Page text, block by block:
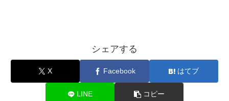
シェアする
X Facebook はてブ
LINE コピー